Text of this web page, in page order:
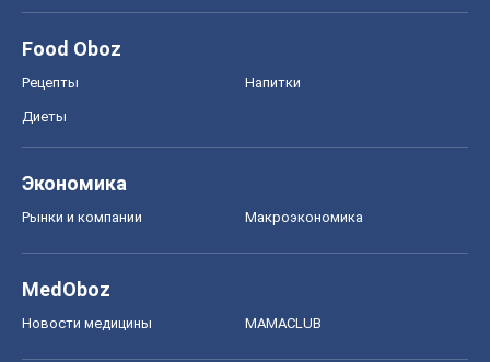
Food Oboz
Рецепты Напитки
Диеты
Экономика
Рынки и компании Mакроэкономика
MedOboz
Новости медицины MAMACLUB